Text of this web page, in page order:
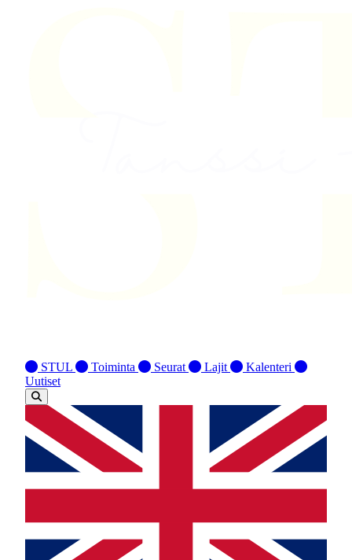
STUL Toiminta Seurat Lajit
Kalenteri
Uutiset